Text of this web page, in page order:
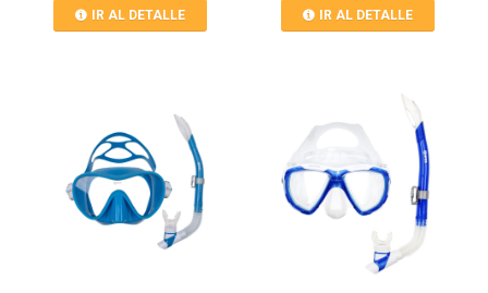
IR AL DETALLE IR AL DETALLE